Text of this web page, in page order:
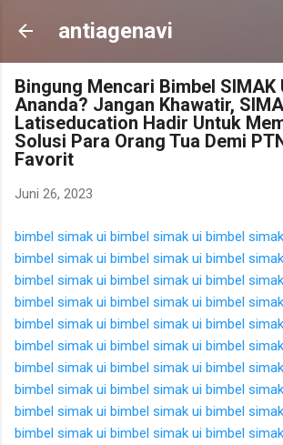
Langsung ke konten utama
antiagenavi
Bingung Mencari Bimbel SIMAK
Ananda? Jangan Khawatir,
Latiseducation Hadir Untuk
Solusi Para Orang Tua Demi
Favorit
Juni 26, 2023
bimbel simak ui bimbel simak ui bimbel
bimbel simak ui bimbel simak ui bimbel
bimbel simak ui bimbel simak ui bimbel
bimbel simak ui bimbel simak ui bimbel
bimbel simak ui bimbel simak ui bimbel
bimbel simak ui bimbel simak ui bimbel
bimbel simak ui bimbel simak ui bimbel
bimbel simak ui bimbel simak ui bimbel
bimbel simak ui bimbel simak ui bimbel
bimbel simak ui bimbel simak ui bimbel